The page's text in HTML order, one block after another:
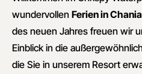
wundervollen Ferien in
des neuen Jahres freuen wir
Einblick in die
die Sie in unserem Resort